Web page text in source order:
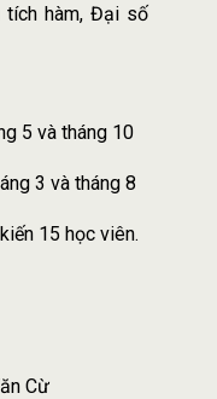
tích hàm, Đại số
5 và tháng 10
3 và tháng 8
15 học viên.
Cừ